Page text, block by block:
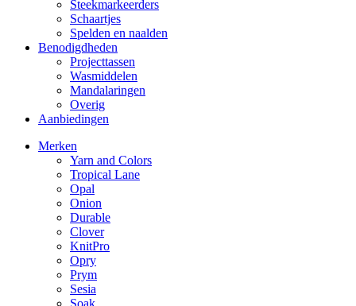
Steekmarkeerders
Schaartjes
Spelden en naalden
Benodigdheden
Projecttassen
Wasmiddelen
Mandalaringen
Overig
Aanbiedingen
Merken
Yarn and Colors
Tropical Lane
Opal
Onion
Durable
Clover
KnitPro
Opry
Prym
Sesia
Soak